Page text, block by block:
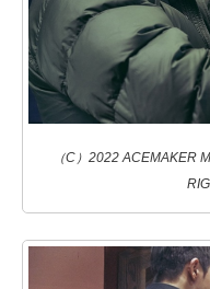
（C）2022 ACEMAKER